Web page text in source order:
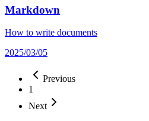
Markdown
How to write documents
2025/03/05
Previous
1
Next